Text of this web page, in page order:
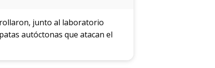
junto al laboratorio
autóctonas que atacan el